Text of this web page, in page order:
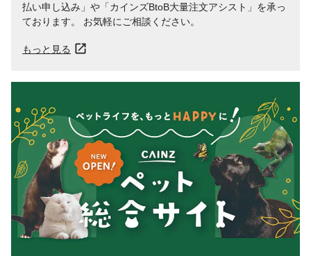
払い申し込み」や「カインズBtoB大量注文アシスト」を承っ
ております。 お気軽にご相談ください。
もっと見る